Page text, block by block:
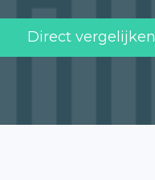
Direct vergelijken